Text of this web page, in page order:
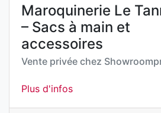
Maroquinerie Le
– Sacs à main et
accessoires
Vente privée chez
Plus d'infos